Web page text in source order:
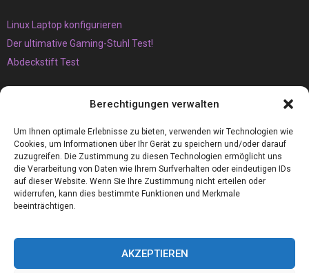
Berechtigungen verwalten
Um Ihnen optimale Erlebnisse zu bieten, verwenden wir Technologien wie
Cookies, um Informationen über Ihr Gerät zu speichern und/oder darauf
zuzugreifen. Die Zustimmung zu diesen Technologien ermöglicht uns
die Verarbeitung von Daten wie Ihrem Surfverhalten oder eindeutigen IDs
auf dieser Website. Wenn Sie Ihre Zustimmung nicht erteilen oder
widerrufen, kann dies bestimmte Funktionen und Merkmale
beeinträchtigen.
AKZEPTIEREN
Linux Laptop konfigurieren
Der ultimative Gaming-Stuhl Test!
Abdeckstift Test
Armaflex 19mm die perfekte Camper Isolierung für Wohnmobile